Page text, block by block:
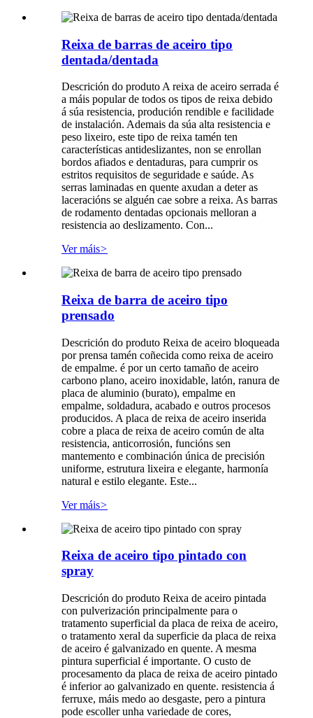
Reixa de barras de aceiro tipo
dentada/dentada
Descrición do produto A reixa de aceiro serrada é
a máis popular de todos os tipos de reixa debido
á súa resistencia, produción rendible e facilidade
de instalación. Ademais da súa alta resistencia e
peso lixeiro, este tipo de reixa tamén ten
características antideslizantes, non se enrollan
bordos afiados e dentaduras, para cumprir os
estritos requisitos de seguridade e saúde. As
serras laminadas en quente axudan a deter as
laceracións se alguén cae sobre a reixa. As barras
de rodamento dentadas opcionais melloran a
resistencia ao deslizamento. Con...
Ver máis>
Reixa de barra de aceiro tipo
prensado
Descrición do produto Reixa de aceiro bloqueada
por prensa tamén coñecida como reixa de aceiro
de empalme. é por un certo tamaño de aceiro
carbono plano, aceiro inoxidable, latón, ranura de
placa de aluminio (burato), empalme en
empalme, soldadura, acabado e outros procesos
producidos. A placa de reixa de aceiro inserida
cobre a placa de reixa de aceiro común de alta
resistencia, anticorrosión, funcións sen
mantemento e combinación única de precisión
uniforme, estrutura lixeira e elegante, harmonía
natural e estilo elegante. Este...
Ver máis>
Reixa de aceiro tipo pintado con
spray
Descrición do produto Reixa de aceiro pintada
con pulverización principalmente para o
tratamento superficial da placa de reixa de aceiro,
o tratamento xeral da superficie da placa de reixa
de aceiro é galvanizado en quente. A mesma
pintura superficial é importante. O custo de
procesamento da placa de reixa de aceiro pintado
é inferior ao galvanizado en quente. resistencia á
ferruxe, máis medo ao desgaste, pero a pintura
pode escoller unha variedade de cores,